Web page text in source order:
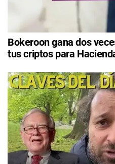
Bokeroon gana dos
tus criptos para